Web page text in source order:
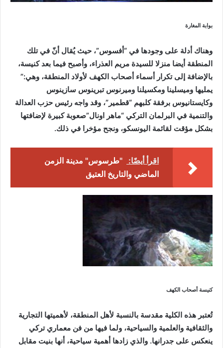
بوابة المغارة
وهناك أدلة على وجودها في “أفسوس”، حيث يُقال أنّ في تلك
المنطقة أيضا منزلا للسيدة مريم العذراء، وأصبح فيما بعد كنيسة،
بالإضافة إلى تكرار أسماء أصحاب الكهف لأولاد المنطقة، وهي:”
يمليها وميسلينا ومكسيلنا وميرنوس تبرينوس سازينوس
وكايستانيوس برفقة كلبهم “قطمير”، وقد واجه رئيس حزب العدالة
والتنمية في البرلمان التركي “ماهر اونال”صعوبة كبيرة لإضافتها
بشكل مؤقت لقائمة اليونسكو، ونجح مؤخرا في ذلك.
اقرأ أيضًا:
"طرسوس" مدينة الزمن
الماضي والتاريخ العتيق
كنيسة أصحاب الكهف
تُعتبر هذه الكلية مقدسة بالنسبة لأهل المنطقة، لأهميتها التجارية
والثقافية والعلمية والسياحية، ولما فيها من فن معماري تركي
ينعكس على جدرانها. والذي زادها أهمية سياحية، أنها بنيت مقابل